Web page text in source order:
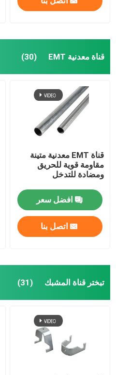
قناة معدنية EMT (30)
قناة EMT معدنية متينة
مقاومة قوية للحريق
ومضادة للتدخل
افضل سعر
اتصل بنا
تبختر قناة المشبك (31)